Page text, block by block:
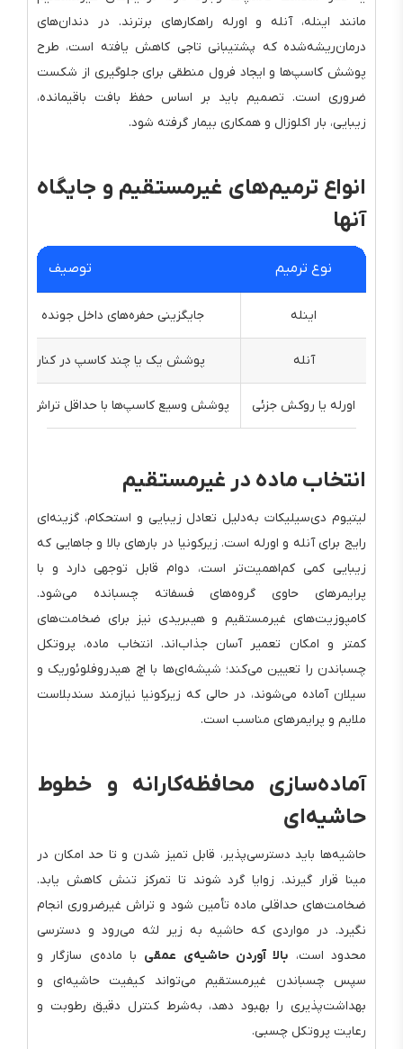
مانند اینله، آنله و اورله راهکارهای برترند. در دندان‌های
درمان‌ریشه‌شده که پشتیبانی تاجی کاهش یافته است، طرح
پوشش کاسپ‌ها و ایجاد فرول منطقی برای جلوگیری از شکست
ضروری است. تصمیم باید بر اساس حفظ بافت باقیمانده،
زیبایی، بار اکلوزال و همکاری بیمار گرفته شود.
انواع ترمیم‌های غیرمستقیم و جایگاه
آنها
نوع ترمیم توصیف
اینله جایگزینی حفره‌های داخل جونده و
آنله پوشش یک یا چند کاسپ در کنار بخش
اورله یا روکش جزئی پوشش وسیع کاسپ‌ها با حداقل تراش
انتخاب ماده در غیرمستقیم
لیتیوم دی‌سیلیکات به‌دلیل تعادل زیبایی و استحکام، گزینه‌ای
رایج برای آنله و اورله است. زیرکونیا در بارهای بالا و جاهایی که
زیبایی کمی کم‌اهمیت‌تر است، دوام قابل توجهی دارد و با
پرایمرهای حاوی گروه‌های فسفاته چسبانده می‌شود.
کامپوزیت‌های غیرمستقیم و هیبریدی نیز برای ضخامت‌های
کمتر و امکان تعمیر آسان جذاب‌اند. انتخاب ماده، پروتکل
چسباندن را تعیین می‌کند؛ شیشه‌ای‌ها با اچ هیدروفلوئوریک و
سیلان آماده می‌شوند، در حالی که زیرکونیا نیازمند سندبلاست
ملایم و پرایمرهای مناسب است.
آماده‌سازی محافظه‌کارانه و خطوط
حاشیه‌ای
حاشیه‌ها باید دسترسی‌پذیر، قابل تمیز شدن و تا حد امکان در
مینا قرار گیرند. زوایا گرد شوند تا تمرکز تنش کاهش یابد.
ضخامت‌های حداقلی ماده تأمین شود و تراش غیرضروری انجام
نگیرد. در مواردی که حاشیه به زیر لثه می‌رود و دسترسی
محدود است، بالا آوردن حاشیه‌ی عمقی با ماده‌ی سازگار و
سپس چسباندن غیرمستقیم می‌تواند کیفیت حاشیه‌ای و
بهداشت‌پذیری را بهبود دهد، به‌شرط کنترل دقیق رطوبت و
رعایت پروتکل چسبی.